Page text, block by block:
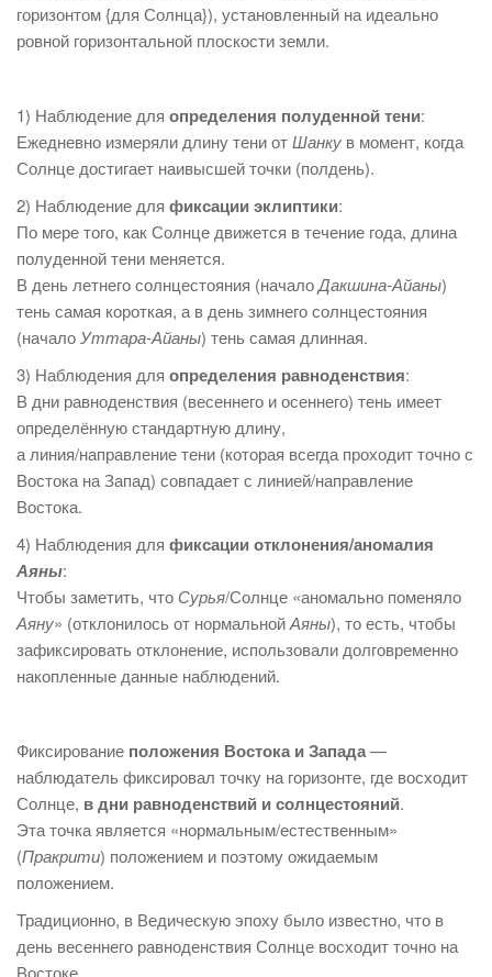
горизонтом {для Солнца}), установленный на идеально
ровной горизонтальной плоскости земли.
1) Наблюдение для определения полуденной тени:
Ежедневно измеряли длину тени отШанку в момент, когда
Солнце достигает наивысшей точки (полдень).
2) Наблюдение для фиксации эклиптики:
По мере того, как Солнце движется в течение года, длина
полуденной тени меняется.
В день летнего солнцестояния (началоДакшина-Айаны)
тень самая короткая, а в день зимнего солнцестояния
(началоУттара-Айаны) тень самая длинная.
3) Наблюдения для определения равноденствия:
В дни равноденствия (весеннего и осеннего) тень имеет
определённую стандартную длину,
а линия/направление тени (которая всегда проходит точно с
Востока на Запад) совпадает с линией/направление
Востока.
4) Наблюдения для фиксации отклонения/аномалия
Аяны:
Чтобы заметить, что Сурья/Солнце «аномально поменяло
Аяну» (отклонилось от нормальнойАяны), то есть, чтобы
зафиксировать отклонение, использовали долговременно
накопленные данные наблюдений.
Фиксирование положения Востока и Запада—
наблюдатель фиксировал точку на горизонте, где восходит
Солнце, в дни равноденствий и солнцестояний.
Эта точка является «нормальным/естественным»
(Пракрити) положением и поэтому ожидаемым
положением.
Традиционно, в Ведическую эпоху было известно, что в
день весеннего равноденствия Солнце восходит точно на
Востоке.